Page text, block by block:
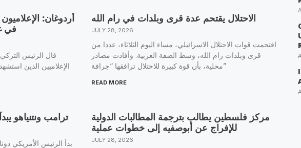
أردوغان:
في
قال الرئيس
الإعلاميين الذين
الاحتلال يقتحم عدة قرى وبلدات في رام الله
JULY 28, 2026
اقتحمت قوات الاحتلال الاسرائيلي، مساء اليوم الثلاثاء، عددا من
قرى وبلدات رام الله، وسط الضفة الغربية. وأفادت مصادر
محلية، بأن قوة كبيرة للاحتلال ترافقها “جرافة”
READ MORE
ترامب ونتنياهو
بدأ الرئيس الأمريكي
مركز فلسطين يطالب بترجمة المطالبات الدولية
للإفراج عن أبوصفيه إلى خطوات عملية
JULY 28, 2026